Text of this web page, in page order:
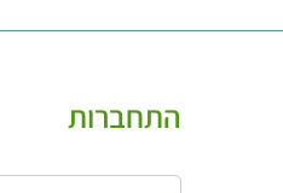
התחברות